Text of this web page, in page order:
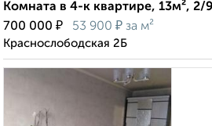
Комната в 4-к квартире, 13м², 2/
700 000 ₽ 53 900 ₽ за м²
Краснослободская 2Б